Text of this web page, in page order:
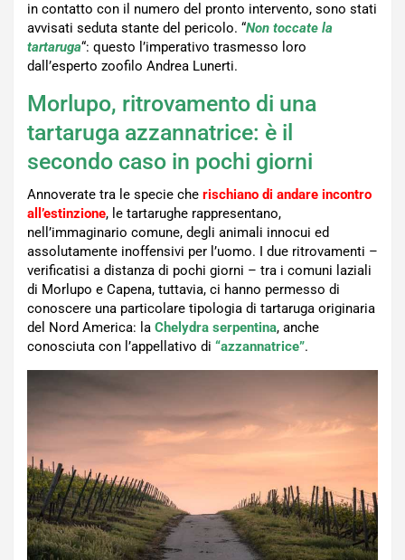
in contatto con il numero del pronto intervento, sono stati
avvisati seduta stante del pericolo. “Non toccate la
tartaruga“: questo l’imperativo trasmesso loro
dall’esperto zoofilo Andrea Lunerti.
Morlupo, ritrovamento di una
tartaruga azzannatrice: è il
secondo caso in pochi giorni
Annoverate tra le specie che rischiano di andare incontro
all’estinzione, le tartarughe rappresentano,
nell’immaginario comune, degli animali innocui ed
assolutamente inoffensivi per l’uomo. I due ritrovamenti –
verificatisi a distanza di pochi giorni – tra i comuni laziali
di Morlupo e Capena, tuttavia, ci hanno permesso di
conoscere una particolare tipologia di tartaruga originaria
del Nord America: la Chelydra serpentina, anche
conosciuta con l’appellativo di “azzannatrice”.